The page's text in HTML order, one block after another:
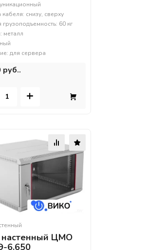
снизу, сверху
грузоподъемность: 60 кг
металл
для сервера
руб..
+
ЦМО
6.650